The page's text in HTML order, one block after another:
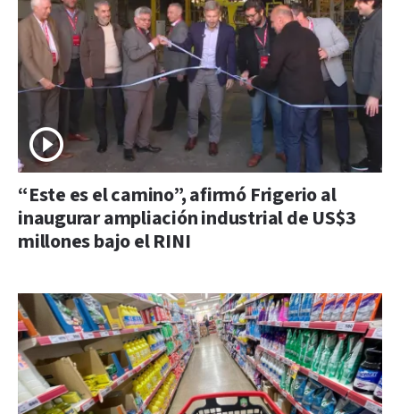
“Este es el camino”, afirmó Frigerio al
inaugurar ampliación industrial de US$3
millones bajo el RINI